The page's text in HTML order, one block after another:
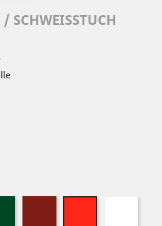
SCHWEISSTUCH